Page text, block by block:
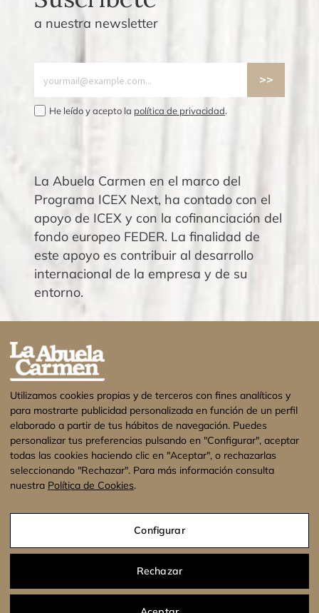
¡Estamos de vacaciones! No se enviarán
pedidos hasta el 17 de Agosto. Muchas
gracias.
a nuestra newsletter
He leído y acepto la política de privacidad.
La Abuela Carmen en el marco del
Programa ICEX Next, ha contado con el
apoyo de ICEX y con la cofinanciación del
fondo europeo FEDER. La finalidad de
este apoyo es contribuir al desarrollo
internacional de la empresa y de su
entorno.
Política de privacidad
Utilizamos cookies propias y de terceros con fines analíticos y
para mostrarte publicidad personalizada en función de un perfil
elaborado a partir de tus hábitos de navegación. Puedes
personalizar tus preferencias pulsando en "Configurar", aceptar
todas las cookies haciendo clic en "Aceptar", o rechazarlas
seleccionando "Rechazar". Para más información consulta
nuestra Política de Cookies.
Configurar
Rechazar